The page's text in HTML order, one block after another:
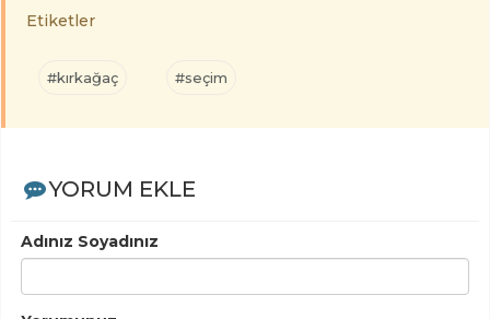
Etiketler
#kırkağaç #seçim
YORUM EKLE
Adınız Soyadınız